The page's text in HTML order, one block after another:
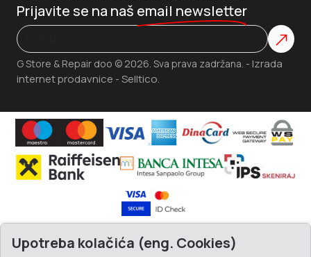
G Store & Repair doo © 2026. Sva prava zadržana. - Izrada
internet prodavnice - Selltico.
Prijavite se na naš email newsletter
Upotreba kolačića (eng. Cookies)